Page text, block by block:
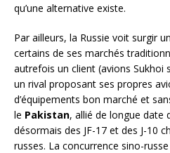
qu’une alternative existe.
Par ailleurs, la Russie voit surgir
certains de ses marchés
autrefois un client (avions Sukhoi
un rival proposant ses propres
d’équipements bon marché et
le Pakistan, allié de longue date
désormais des JF-17 et des J-10
russes. La concurrence sino-